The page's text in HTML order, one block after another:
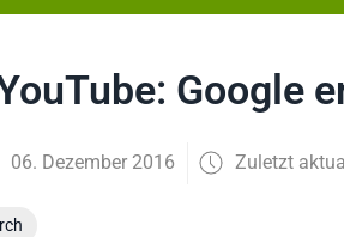
Google
06. Dezember 2016 Zuletzt